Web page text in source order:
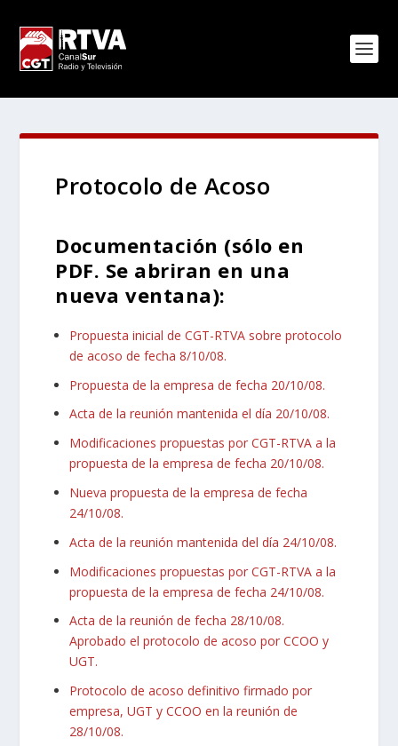
Protocolo de Acoso
Documentación (sólo en
PDF. Se abriran en una
nueva ventana):
Propuesta inicial de CGT-RTVA sobre protocolo
de acoso de fecha 8/10/08.
Propuesta de la empresa de fecha 20/10/08.
Acta de la reunión mantenida el día 20/10/08.
Modificaciones propuestas por CGT-RTVA a la
propuesta de la empresa de fecha 20/10/08.
Nueva propuesta de la empresa de fecha
24/10/08.
Acta de la reunión mantenida del día 24/10/08.
Modificaciones propuestas por CGT-RTVA a la
propuesta de la empresa de fecha 24/10/08.
Acta de la reunión de fecha 28/10/08.
Aprobado el protocolo de acoso por CCOO y
UGT.
Protocolo de acoso definitivo firmado por
empresa, UGT y CCOO en la reunión de
28/10/08.